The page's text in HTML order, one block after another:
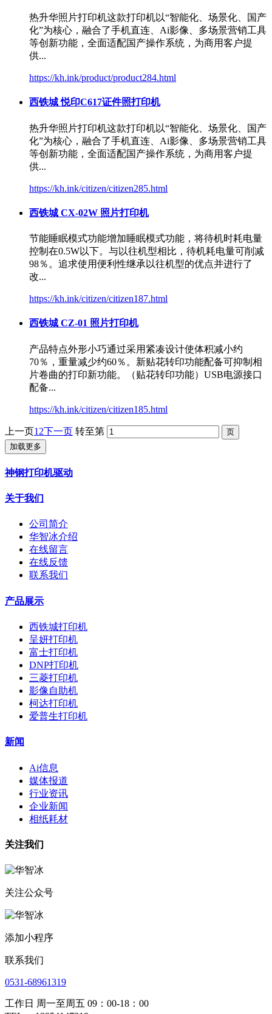
热升华照片打印机这款打印机以“智能化、场景化、国产
化”为核心，融合了手机直连、Ai影像、多场景营销工具
等创新功能，全面适配国产操作系统，为商用客户提
供...
https://kh.ink/product/product284.html
西铁城悦印C617证件照打印机
热升华照片打印机这款打印机以“智能化、场景化、国产
化”为核心，融合了手机直连、Ai影像、多场景营销工具
等创新功能，全面适配国产操作系统，为商用客户提
供...
https://kh.ink/citizen/citizen285.html
西铁城 CX-02W 照片打印机
节能睡眠模式功能增加睡眠模式功能，将待机时耗电量
控制在0.5W以下。与以往机型相比，待机耗电量可削减
98％。追求使用便利性继承以往机型的优点并进行了
改...
https://kh.ink/citizen/citizen187.html
西铁城 CZ-01 照片打印机
产品特点外形小巧通过采用紧凑设计使体积减小约
70％，重量减少约60％。新贴花转印功能配备可抑制相
片卷曲的打印新功能。（贴花转印功能）USB电源接口
配备...
https://kh.ink/citizen/citizen185.html
上一页1 2下一页 转至第
加载更多
神钢打印机驱动
关于我们
公司简介
华智冰介绍
在线留言
在线反馈
联系我们
产品展示
西铁城打印机
呈妍打印机
富士打印机
DNP打印机
三菱打印机
影像自助机
柯达打印机
爱普生打印机
新闻
Ai信息
媒体报道
行业资讯
企业新闻
相纸耗材
关注我们
关注公众号
添加小程序
联系我们
0531-68961319
工作日 周一至周五 09：00-18：00